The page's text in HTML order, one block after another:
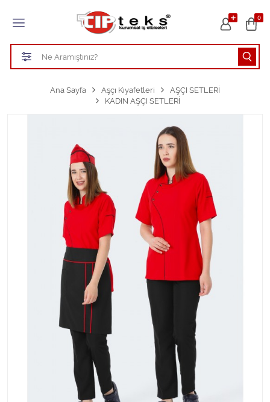
0
Tüm Kategoriler
HASTANE KIYAFETLERİ
TEMİZLİK PERSONEL FORMALARI
Tüm Kategorileri Gör
Ana Sayfa Aşçı Kıyafetleri
AŞÇI SETLERİ
KADIN AŞÇI SETLERİ